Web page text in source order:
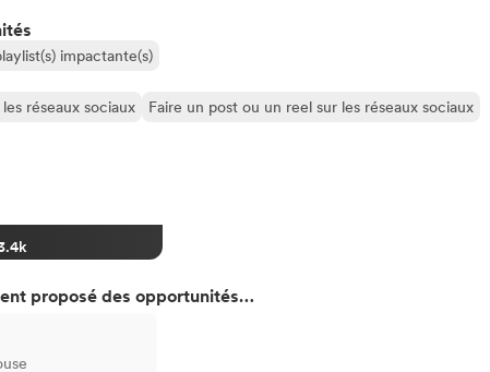
impactante(s)
réseaux sociaux Faire un post ou un reel sur les réseaux sociaux
proposé des opportunités…